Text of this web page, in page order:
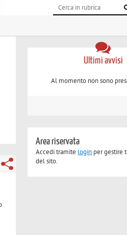
Ultimi avvisi
Al momento non sono
Area riservata
Accedi tramite login per gestire
del sito.